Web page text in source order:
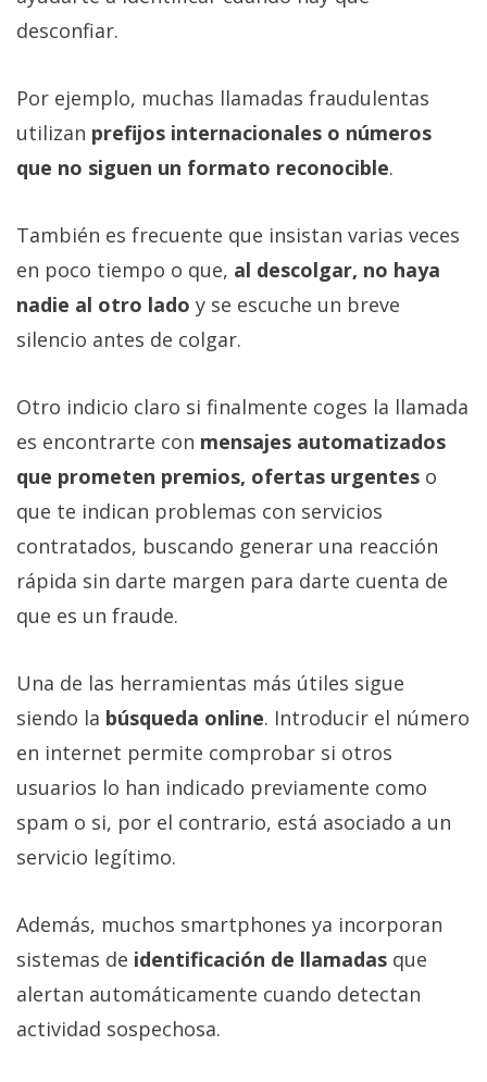
desconfiar.
Por ejemplo, muchas llamadas fraudulentas
utilizan prefijos internacionales o números
que no siguen un formato reconocible.
También es frecuente que insistan varias veces
en poco tiempo o que, al descolgar, no haya
nadie al otro lado y se escuche un breve
silencio antes de colgar.
Otro indicio claro si finalmente coges la llamada
es encontrarte con mensajes automatizados
que prometen premios, ofertas urgentes o
que te indican problemas con servicios
contratados, buscando generar una reacción
rápida sin darte margen para darte cuenta de
que es un fraude.
Una de las herramientas más útiles sigue
siendo la búsqueda online. Introducir el número
en internet permite comprobar si otros
usuarios lo han indicado previamente como
spam o si, por el contrario, está asociado a un
servicio legítimo.
Además, muchos smartphones ya incorporan
sistemas de identificación de llamadas que
alertan automáticamente cuando detectan
actividad sospechosa.